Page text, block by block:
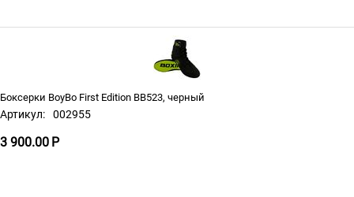
Боксерки BoyBo First Edition BB523, черный
Артикул: 002955
3 900.00 Р